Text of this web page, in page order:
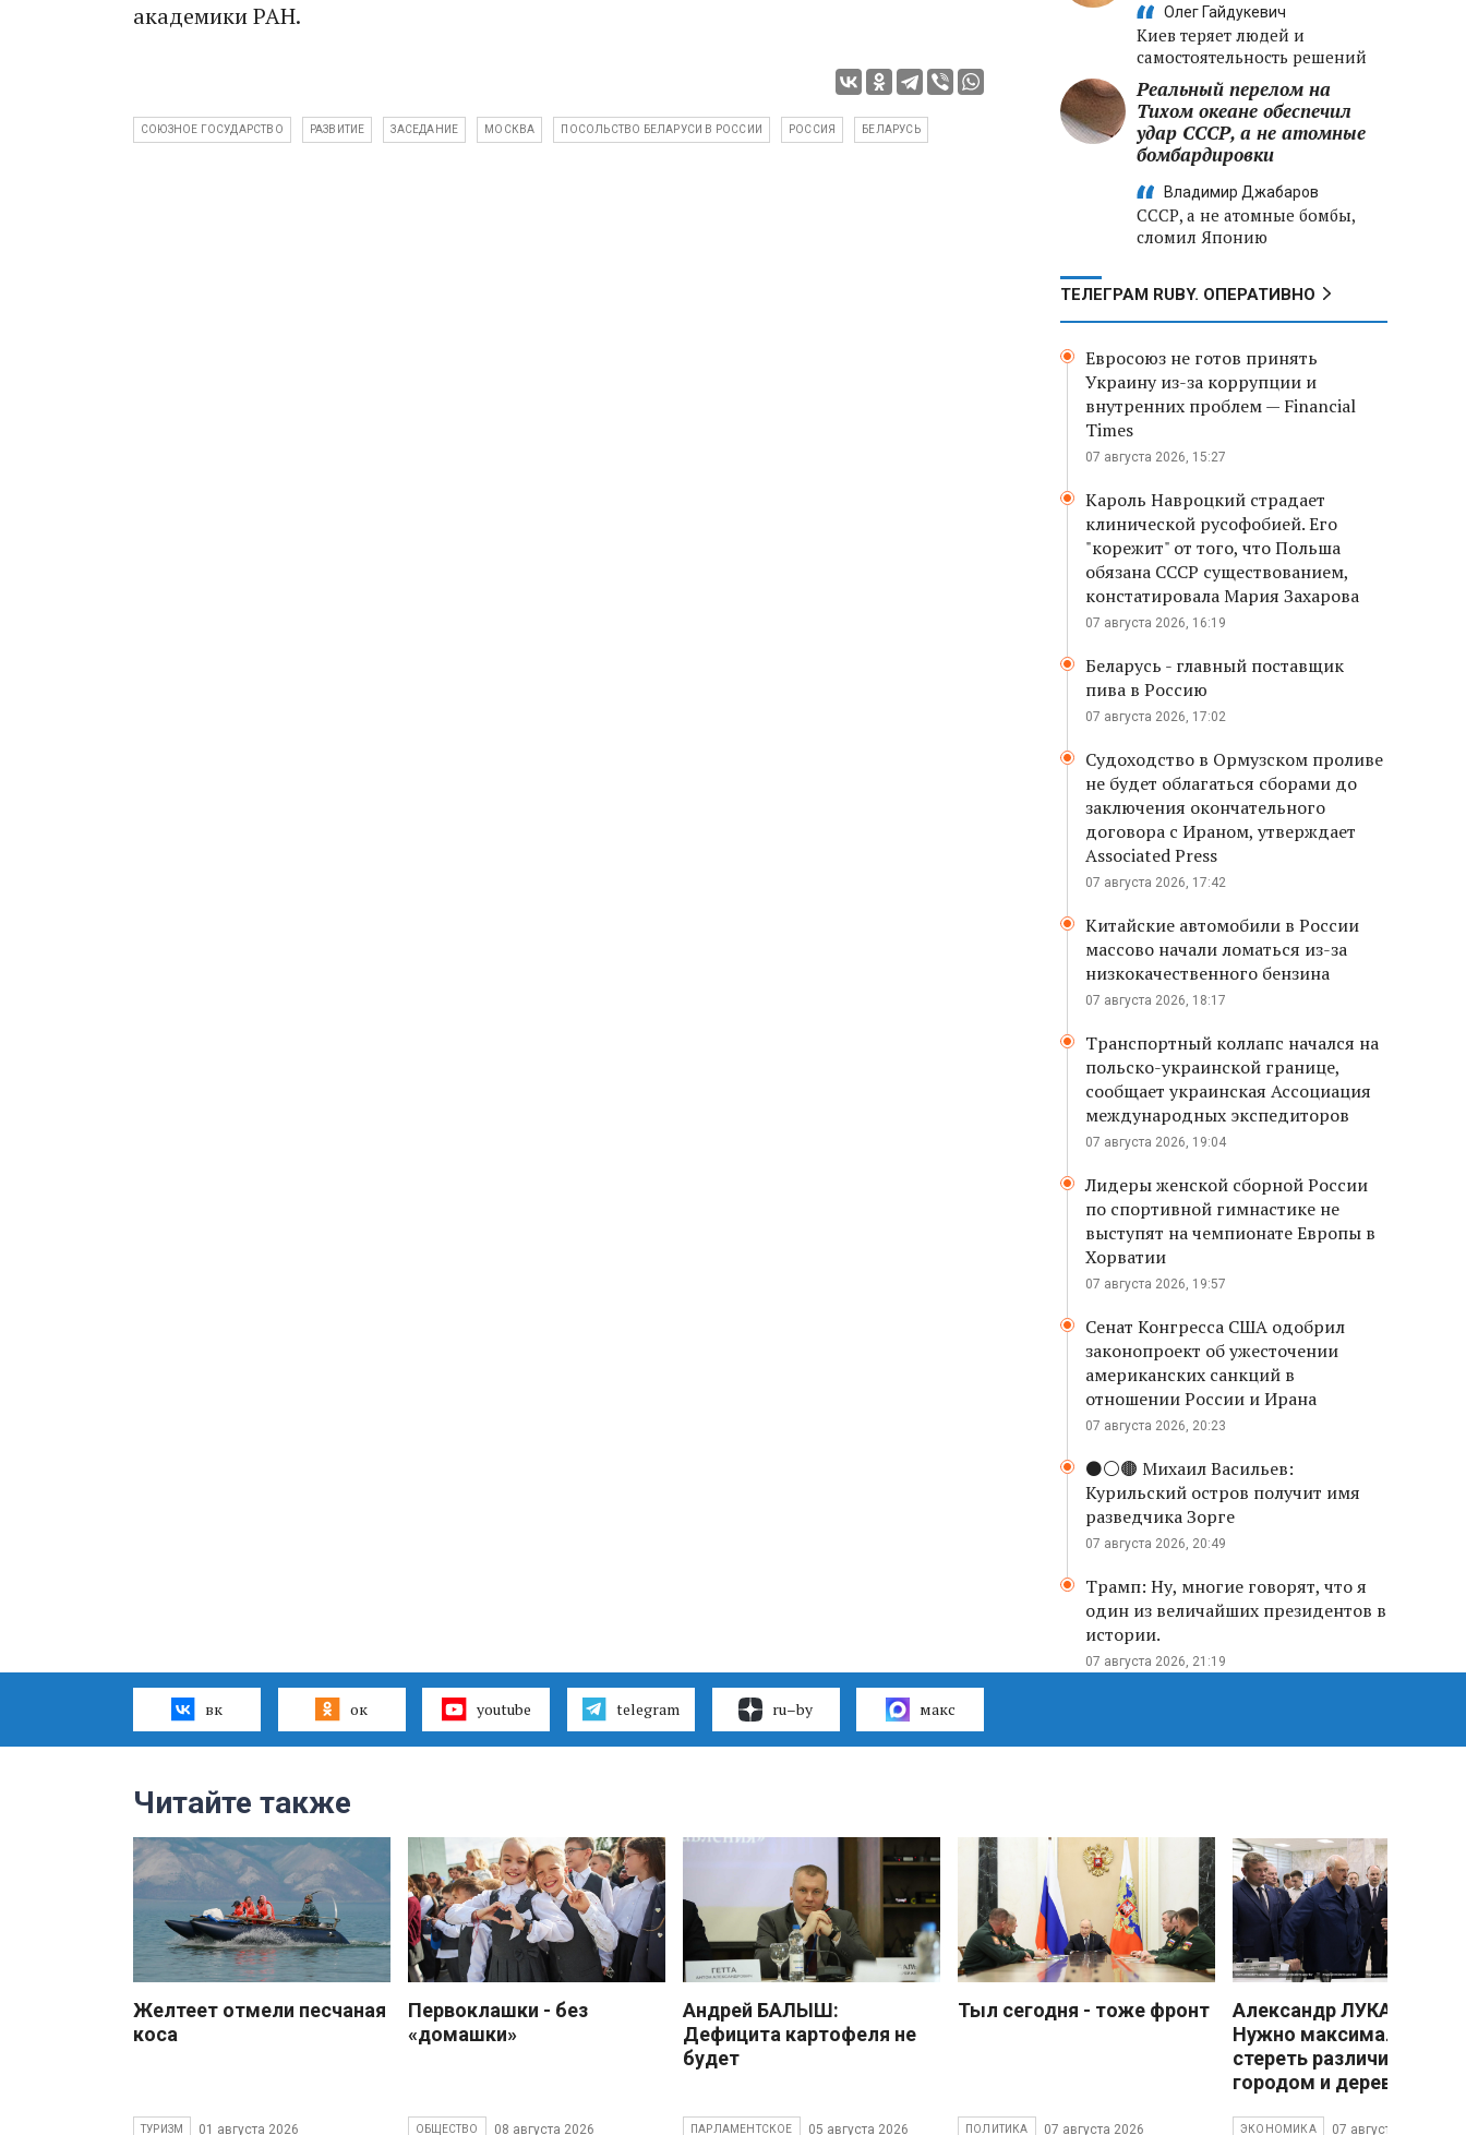
академики РАН.
СОЮЗНОЕ ГОСУДАРСТВО РАЗВИТИЕ ЗАСЕДАНИЕ МОСКВА ПОСОЛЬСТВО БЕЛАРУСИ В РОССИИ РОССИЯ БЕЛАРУСЬ
Олег Гайдукевич
Киев теряет людей и
самостоятельность решений
Реальный перелом на
Тихом океане обеспечил
удар СССР, а не атомные
бомбардировки
Владимир Джабаров
СССР, а не атомные бомбы,
сломил Японию
ТЕЛЕГРАМ RUBY. ОПЕРАТИВНО
Евросоюз не готов принять
Украину из-за коррупции и
внутренних проблем — Financial
Times
07 августа 2026, 15:27
Кароль Навроцкий страдает
клинической русофобией. Его
"корежит" от того, что Польша
обязана СССР существованием,
констатировала Мария Захарова
07 августа 2026, 16:19
Беларусь - главный поставщик
пива в Россию
07 августа 2026, 17:02
Судоходство в Ормузском проливе
не будет облагаться сборами до
заключения окончательного
договора с Ираном, утверждает
Associated Press
07 августа 2026, 17:42
Китайские автомобили в России
массово начали ломаться из-за
низкокачественного бензина
07 августа 2026, 18:17
Транспортный коллапс начался на
польско-украинской границе,
сообщает украинская Ассоциация
международных экспедиторов
07 августа 2026, 19:04
Лидеры женской сборной России
по спортивной гимнастике не
выступят на чемпионате Европы в
Хорватии
07 августа 2026, 19:57
Сенат Конгресса США одобрил
законопроект об ужесточении
американских санкций в
отношении России и Ирана
07 августа 2026, 20:23
⚫️⚪️🟤 Михаил Васильев:
Курильский остров получит имя
разведчика Зорге
07 августа 2026, 20:49
Трамп: Ну, многие говорят, что я
один из величайших президентов в
истории.
07 августа 2026, 21:19
вк ок youtube telegram ru–by макс
Читайте также
Желтеет отмели песчаная
коса
ТУРИЗМ 01 августа 2026
Первоклашки - без
«домашки»
ОБЩЕСТВО 08 августа 2026
Андрей БАЛЫШ:
Дефицита картофеля не
будет
ПАРЛАМЕНТСКОЕ 05 августа 2026
Тыл сегодня - тоже фронт
ПОЛИТИКА 07 августа 2026
Александр
Нужно максимально
стереть различия
городом и деревней
ЭКОНОМИКА 07 августа 2026